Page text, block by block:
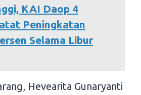
KAI Daop 4
Peningkatan
Selama Libur
Hevearita Gunaryanti